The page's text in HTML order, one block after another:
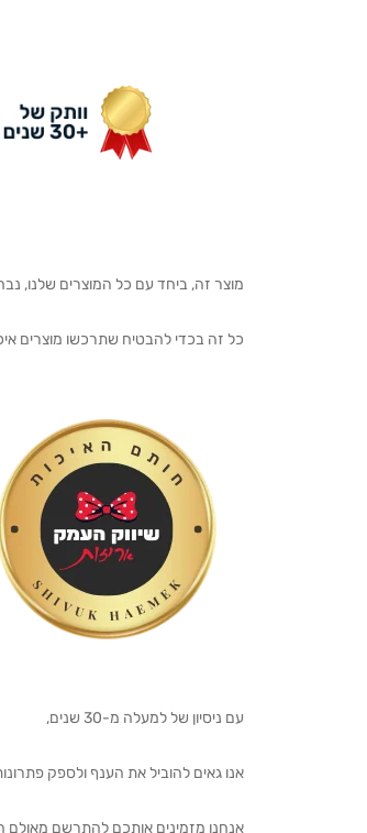
מוצר זה, ביחד עם כל המוצרים שלנו,
כל זה בכדי להבטיח שתרכשו מוצרים
עם ניסיון של למעלה מ-30 שנים,
אנו גאים להוביל את הענף ולספק